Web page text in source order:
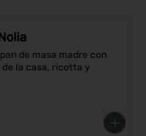
de masa madre con
de la casa, ricotta y